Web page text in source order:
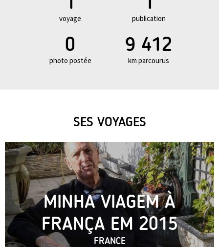
voyage publication
0
photo postée
9 412
km parcourus
SES VOYAGES
MINHA VIAGEM À
FRANÇA EM 2015
FRANCE